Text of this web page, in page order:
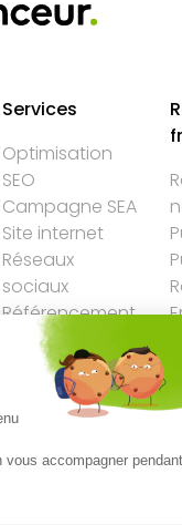
Services
Optimisation
SEO
Campagne SEA
Site internet
Réseaux
sociaux
Référencement
Infographie: 17